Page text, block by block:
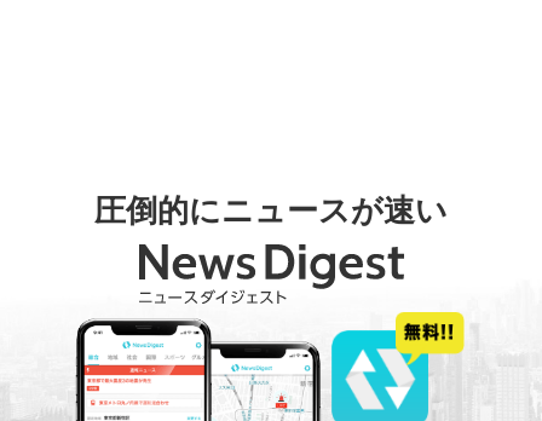
圧倒的にニュースが速い